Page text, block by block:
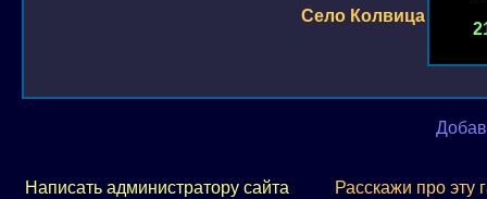
Село Колвица
Написать администратору сайта Расскажи про эту